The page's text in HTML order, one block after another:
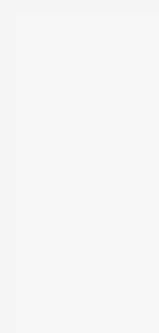
как смешались
чем торговали в